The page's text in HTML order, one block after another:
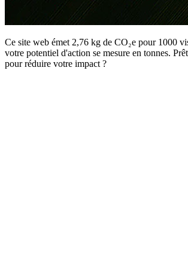
Ce site web émet 2,76 kg de CO₂e pour 1000
votre potentiel d'action se mesure en tonnes.
pour réduire votre impact ?